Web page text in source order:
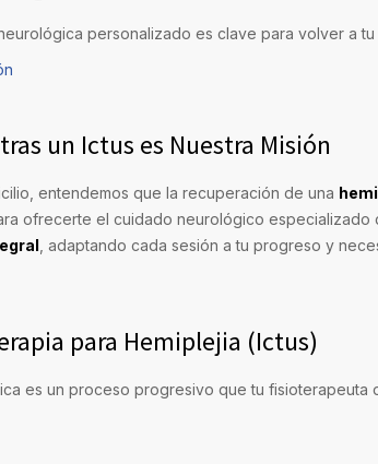
personalizado es clave para volver a tu
un Ictus es Nuestra Misión
entendemos que la recuperación de una
ofrecerte el cuidado neurológico especializado
, adaptando cada sesión a tu progreso y
para Hemiplejia (Ictus)
es un proceso progresivo que tu fisioterapeuta